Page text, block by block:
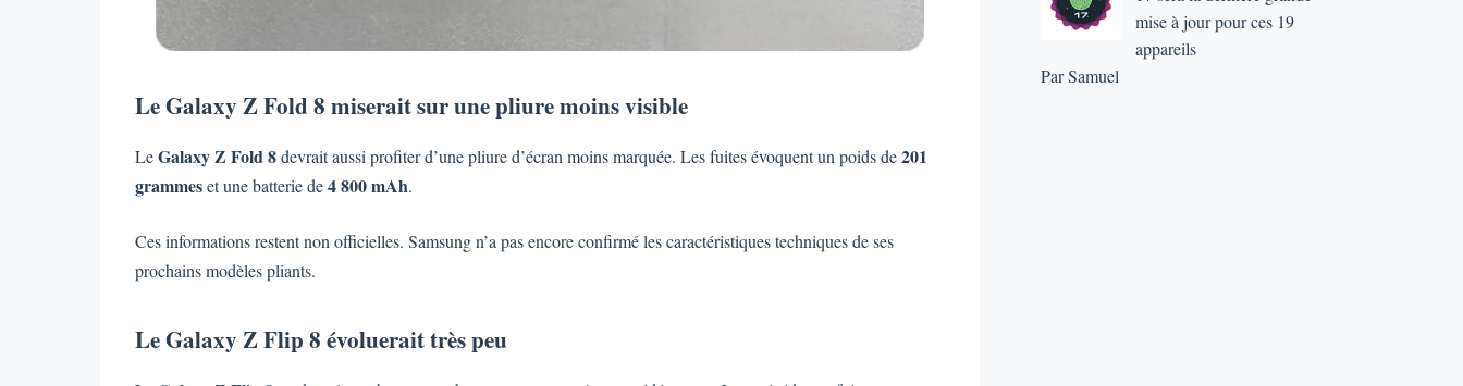
Le Galaxy Z Fold 8 miserait sur une pliure moins visible
LeGalaxy Z Fold 8devrait aussi profiter d’une pliure d’écran moins marquée. Les fuites évoquent un poids de201
grammeset une batterie de4 800 mAh.
Ces informations restent non officielles. Samsung n’a pas encore confirmé les caractéristiques techniques de ses
prochains modèles pliants.
Le Galaxy Z Flip 8 évoluerait très peu
mise à jour pour ces 19
appareils
Par Samuel